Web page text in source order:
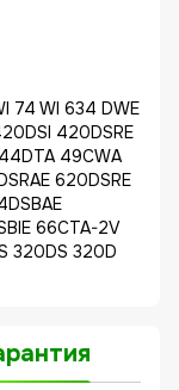
74 WI 634 DWE
420DSRE
49CWA
620DSRE
66CTA-2V
320DS 320D